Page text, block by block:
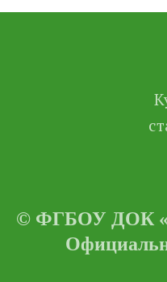
© ФГБОУ ДОК